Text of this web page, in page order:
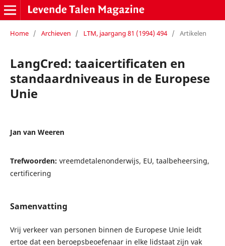
Home / Archieven / LTM, jaargang 81 (1994) 494 / Artikelen
LangCred: taaicertificaten en
standaardniveaus in de Europese
Unie
Jan van Weeren
Trefwoorden: vreemdetalenonderwijs, EU, taalbeheersing,
certificering
Samenvatting
Vrij verkeer van personen binnen de Europese Unie leidt
ertoe dat een beroepsbeoefenaar in elke lidstaat zijn vak